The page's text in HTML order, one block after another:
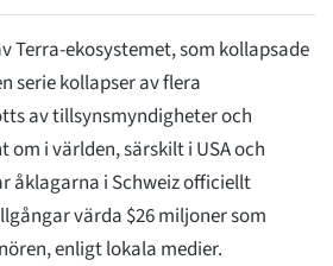
Terra-ekosystemet, som kollapsade
serie kollapser av flera
av tillsynsmyndigheter och
om i världen, särskilt i USA och
åklagarna i Schweiz officiellt
värda $26 miljoner som
enligt lokala medier.